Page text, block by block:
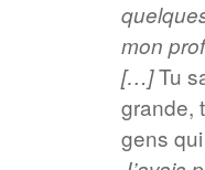
mon
[…]Tu
grande,
gens